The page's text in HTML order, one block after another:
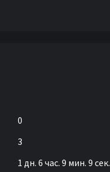
0
3
1 дн. 6 час. 9 мин. 9 сек.